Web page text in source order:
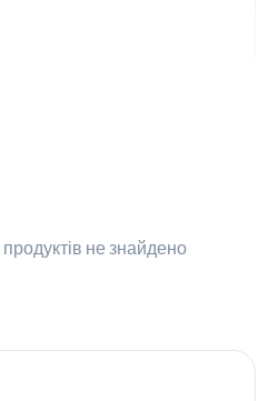
продуктів не знайдено